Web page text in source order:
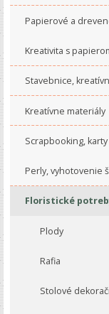
Papierové a
Kreativita s
Stavebnice,
Kreatívne materiály
Scrapbooking,
Perly, vyhotovenie
Floristické
Plody
Rafia
Stolové